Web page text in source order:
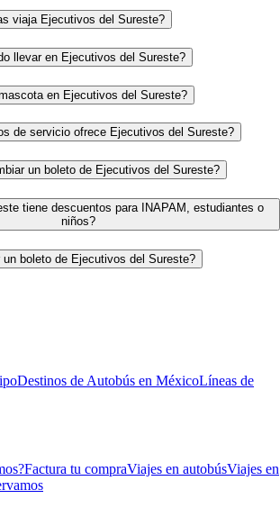
viaja Ejecutivos del Sureste?
llevar en Ejecutivos del Sureste?
en Ejecutivos del Sureste?
de servicio ofrece Ejecutivos del Sureste?
un boleto de Ejecutivos del Sureste?
tiene descuentos para INAPAM, estudiantes o
niños?
un boleto de Ejecutivos del Sureste?
Destinos de Autobús en MéxicoLíneas de
Factura tu compraViajes en autobúsViajes en